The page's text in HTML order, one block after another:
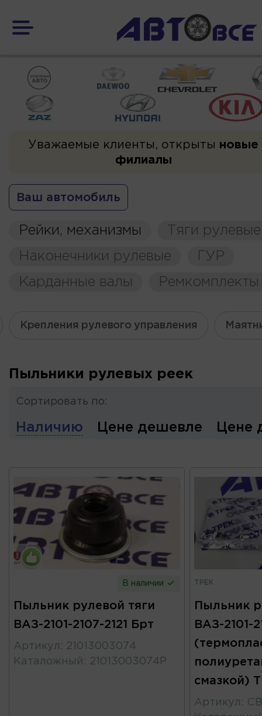
Уважаемые клиенты, открыты новые
филиалы
Ваш автомобиль
Рейки, механизмы
Тяги рулевые
Наконечники рулевые
ГУР
Карданные валы
Ремкомплекты
Крепления рулевого управления
Пыльники рулевых реек
Сортировать по:
Наличию Цене дешевле Цене
В наличии
Пыльник рулевой тяги
ВАЗ-2101-2107-2121 Брт
Артикул : 21013003074
Каталожный : 21013003074Р
ТРЕК
Пыльник
ВАЗ-2101-
смазкой)
Артикул :